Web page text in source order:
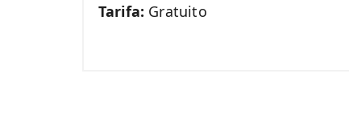
Tarifa: Gratuito